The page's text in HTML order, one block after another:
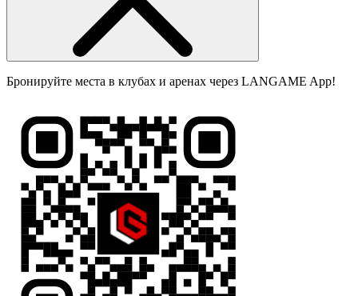
Бронируйте места в клубах и аренах через LANGAME App!